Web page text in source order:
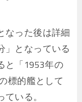
なった後は詳細
」となっている
と「1953年の
標的艦として
いる。